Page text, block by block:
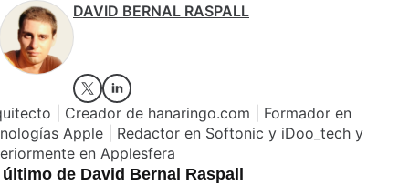
DAVID BERNAL RASPALL
| Creador de hanaringo.com | Formador en
Apple | Redactor en Softonic y iDoo_tech y
en Applesfera
de David Bernal Raspall